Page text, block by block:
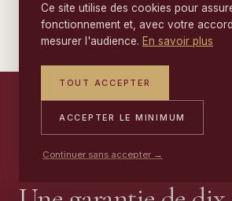
Ce site utilise des cookies pour
fonctionnement et, avec votre
mesurer l'audience. En savoir plus
TOUT ACCEPTER
ACCEPTER LE MINIMUM
Continuer sans accepter →